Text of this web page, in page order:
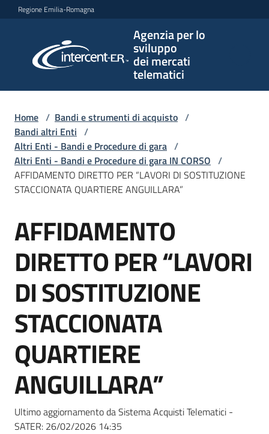
Vai al contenuto
Vai alla navigazione
Vai al footer
Regione Emilia-Romagna
Agenzia per lo
sviluppo
dei mercati
telematici
per lo
sviluppo
telematici
L'Agenzia
Bandi
e
di
Supporto
Piattaforme
telematiche
Home / Bandi e strumenti di acquisto /
Bandi altri Enti /
Altri Enti - Bandi e Procedure di gara /
Altri Enti - Bandi e Procedure di gara IN CORSO /
AFFIDAMENTO DIRETTO PER “LAVORI DI SOSTITUZIONE
STACCIONATA QUARTIERE ANGUILLARA”
Salta al contenuto
AFFIDAMENTO
DIRETTO PER “LAVORI
DI SOSTITUZIONE
STACCIONATA
QUARTIERE
ANGUILLARA”
Ultimo aggiornamento da Sistema Acquisti Telematici -
SATER: 26/02/2026 14:35